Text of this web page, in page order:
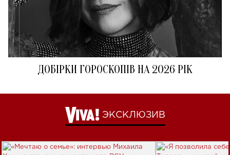
ДОБІРКИ ГОРОСКОПІВ НА 2026 РІК
ЭКСКЛЮЗИВ